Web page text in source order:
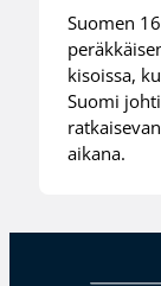
Suomen
kisoissa,
Suomi
aikana.